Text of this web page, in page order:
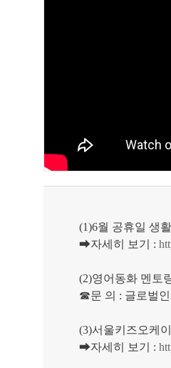
(1)6월 공휴일 생
➡자세히 보기 :
(2)영어동화 멘토
☎문 의 : 글로벌인
(3)서울키즈오케
➡자세히 보기 :